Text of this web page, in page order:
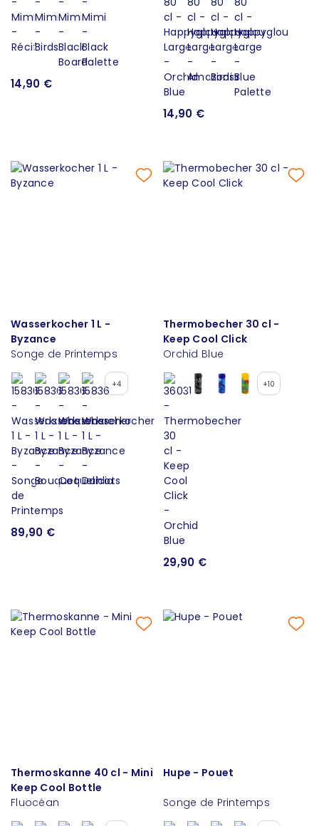
14,90 €
14,90 €
Wasserkocher 1 L -
Byzance
Songe de Printemps
+4
89,90 €
Thermobecher 30 cl -
Keep Cool Click
Orchid Blue
+10
29,90 €
Thermoskanne 40 cl - Mini
Keep Cool Bottle
Fluocéan
Hupe - Pouet
Songe de Printemps